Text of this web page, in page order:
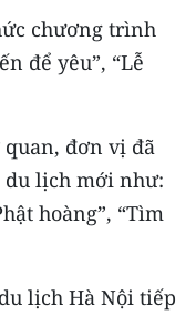
chương trình
để yêu”, “Lễ
đơn vị đã
du lịch mới như:
hoàng”, “Tìm
lịch Hà Nội tiếp